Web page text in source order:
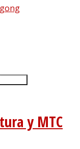
y MTC
tradicional china
Fluida& WordPress.
experiencia